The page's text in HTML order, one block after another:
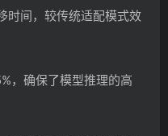
时间，较传统适配模式效
，确保了模型推理的高